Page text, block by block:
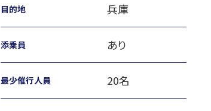
目的地 兵庫
添乗員 あり
最少催行人員 20名